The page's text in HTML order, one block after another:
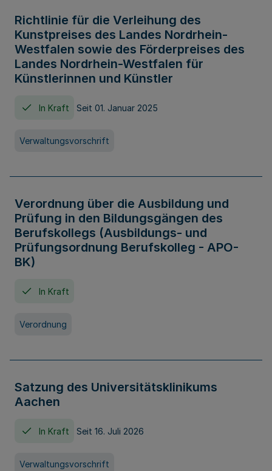
Richtlinie für die Verleihung des
Kunstpreises des Landes Nordrhein-
Westfalen sowie des Förderpreises des
Landes Nordrhein-Westfalen für
Künstlerinnen und Künstler
In Kraft Seit 01. Januar 2025
Verwaltungsvorschrift
Verordnung über die Ausbildung und
Prüfung in den Bildungsgängen des
Berufskollegs (Ausbildungs- und
Prüfungsordnung Berufskolleg - APO-
BK)
In Kraft
Verordnung
Satzung des Universitätsklinikums
Aachen
In Kraft Seit 16. Juli 2026
Verwaltungsvorschrift